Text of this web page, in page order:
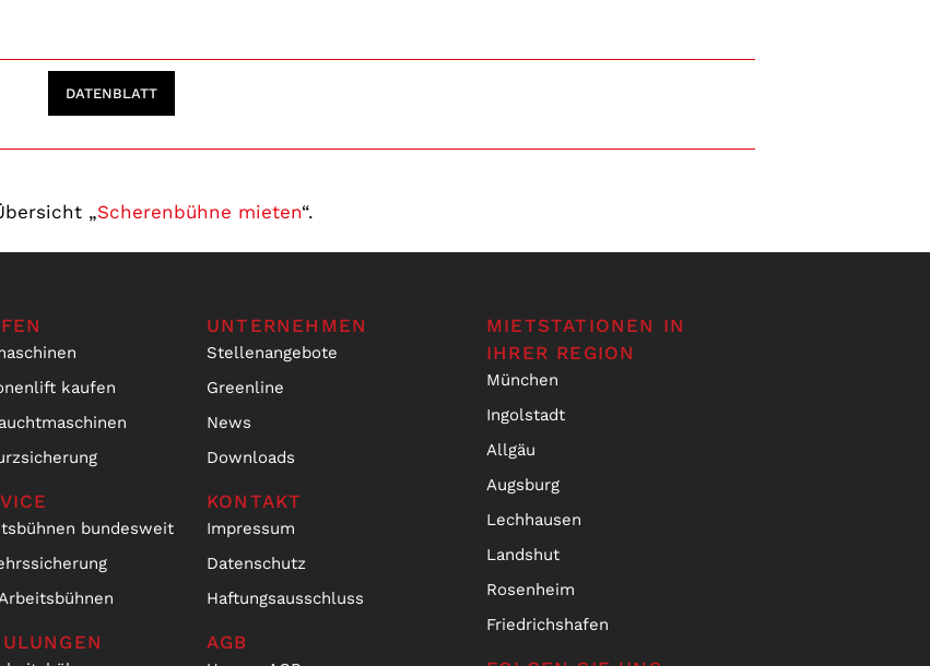
DATENBLATT
„Scherenbühne mieten“.
kaufen
bundesweit
UNTERNEHMEN
Stellenangebote
Greenline
News
Downloads
KONTAKT
Impressum
Datenschutz
Haftungsausschluss
AGB
MIETSTATIONEN IN
IHRER REGION
München
Ingolstadt
Allgäu
Augsburg
Lechhausen
Landshut
Rosenheim
Friedrichshafen